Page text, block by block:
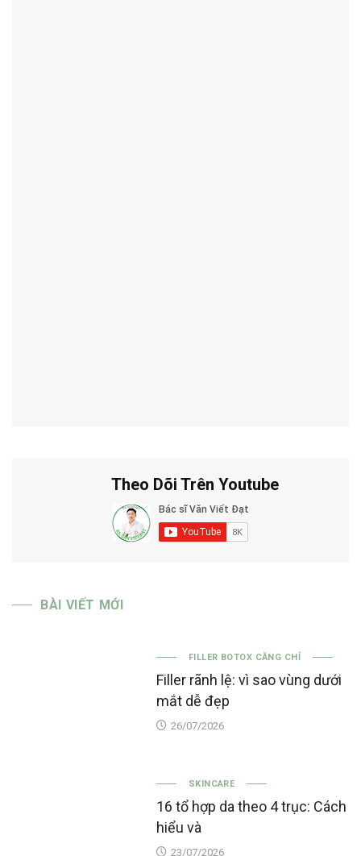
Theo Dõi Trên Youtube
BÀI VIẾT MỚI
FILLER BOTOX CĂNG CHỈ
Filler rãnh lệ: vì sao vùng dưới
mắt dễ đẹp
26/07/2026
SKINCARE
16 tổ hợp da theo 4 trục: Cách
hiểu và
23/07/2026